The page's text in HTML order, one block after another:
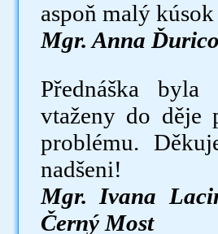
aspoň malý
Mgr. Anna
Přednáška
vtaženy do děje
problému.
nadšeni!
Mgr. Ivana
Černý Most